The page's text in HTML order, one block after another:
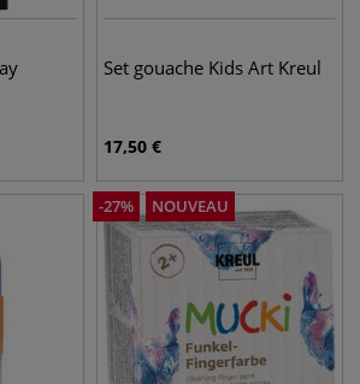
Set gouache Kids Art Kreul
17,50 €
-27% NOUVEAU